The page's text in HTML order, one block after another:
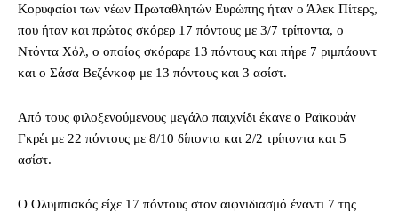
Κορυφαίοι των νέων Πρωταθλητών Ευρώπης ήταν ο Άλεκ Πίτερς,
που ήταν και πρώτος σκόρερ 17 πόντους με 3/7 τρίποντα, ο
Ντόντα Χόλ, ο οποίος σκόραρε 13 πόντους και πήρε 7 ριμπάουντ
και ο Σάσα Βεζένκοφ με 13 πόντους και 3 ασίστ.
Από τους φιλοξενούμενους μεγάλο παιχνίδι έκανε ο Ραϊκουάν
Γκρέι με 22 πόντους με 8/10 δίποντα και 2/2 τρίποντα και 5
ασίστ.
Ο Ολυμπιακός είχε 17 πόντους στον αιφνιδιασμό έναντι 7 της